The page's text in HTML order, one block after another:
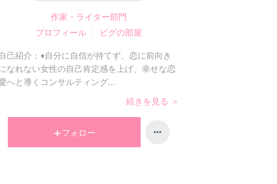
作家・ライター部門
プロフィール
ピグの部屋
自己紹介： ♦自分に自信が持てず、恋に前向き
なれない女性の自己肯定感を上げ、幸せな恋
へと導くコンサルティング...
続きを見る ＞
フォロー